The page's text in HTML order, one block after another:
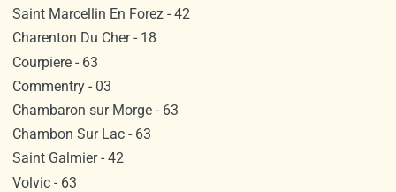
Saint Marcellin En Forez - 42
Charenton Du Cher - 18
Courpiere - 63
Commentry - 03
Chambaron sur Morge - 63
Chambon Sur Lac - 63
Saint Galmier - 42
Volvic - 63